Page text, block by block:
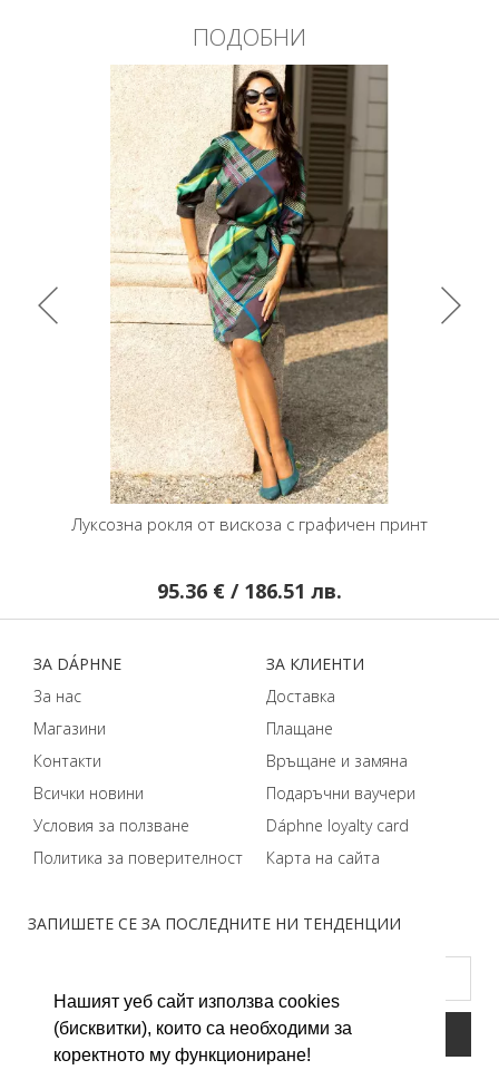
Нашият уеб сайт използва cookies
(бисквитки), които са необходими за
коректното му функциониране!
ПОДОБНИ
графичен принт Къса рокля от луксозна сатенирана
91.27 € / 178.51 лв.
ЗАПИШЕТЕ СЕ ЗА ПОСЛЕДНИТЕ НИ ТЕНДЕНЦИИ
ЗA DÁPHNЕ
За нас
Магазини
Контакти
Всички новини
Условия за ползване
Политика за поверителност
ЗA КЛИЕНТИ
Доставка
Плащане
Връщане и замяна
Подаръчни ваучери
Dáphnе loyalty card
Карта на сайта